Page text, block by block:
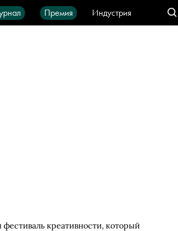
Премия
Индустрия
IT-продукты
креативности, который